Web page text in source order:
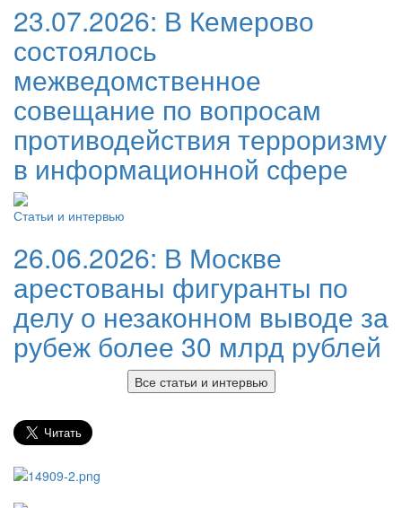
23.07.2026: В Кемерово
состоялось
межведомственное
совещание по вопросам
противодействия терроризму
в информационной сфере
Статьи и интервью
26.06.2026: В Москве
арестованы фигуранты по
делу о незаконном выводе за
рубеж более 30 млрд рублей
Все статьи и интервью